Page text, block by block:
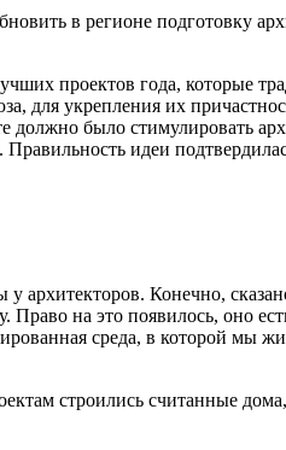
в регионе подготовку
проектов года, которые
для укрепления их
должно было стимулировать
идеи
архитекторов. Конечно,
на это появилось, оно
среда, в которой мы
строились считанные